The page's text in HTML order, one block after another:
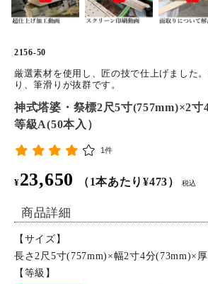
よみもの
ご購入履歴・再注文
プライバシーポリシー
特定商取引法について
お問い合わせ
2156-50
厳選素材を使用し、匠の技で仕上げました
り、筆滑りが抜群です。
神式塔婆・祭標2尺5寸(757mm)×2寸
等級A(50本入）
1件
¥23,650 （1本あたり¥473） 税込
商品詳細
【サイズ】
長さ2尺5寸(757mm)×幅2寸4分(73mm)×
【等級】